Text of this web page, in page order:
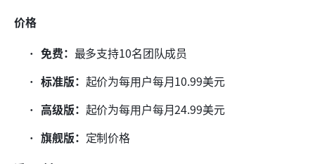
价格
免费： 最多支持10名团队成员
标准版： 起价为每用户每月10.99美元
高级版： 起价为每用户每月24.99美元
旗舰版： 定制价格